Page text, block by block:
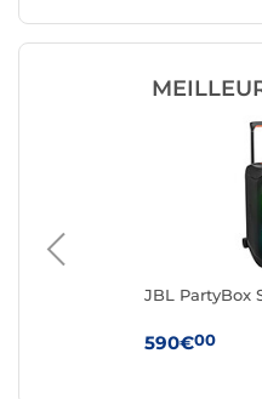
JBL PartyBox
590€00